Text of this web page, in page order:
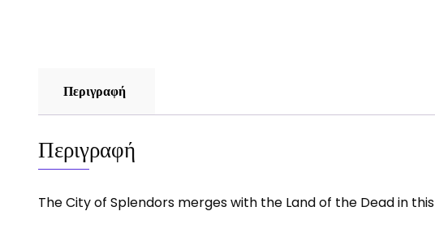
Περιγραφή
Περιγραφή
The City of Splendors merges with the Land of the Dead in